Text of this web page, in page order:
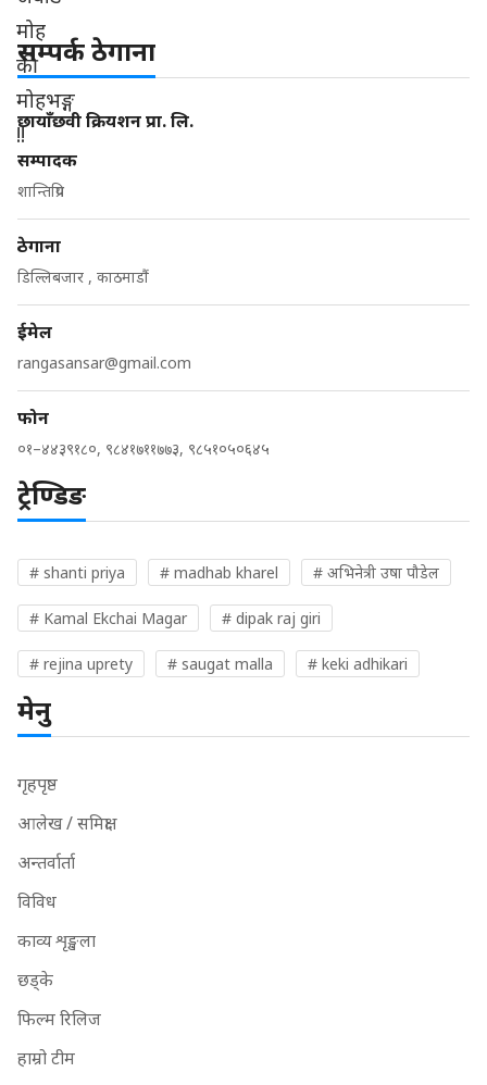
सम्पर्क ठेगाना
छायाँछवी क्रियशन प्रा. लि.
सम्पादक
शान्तिप्रिय
ठेगाना
डिल्लिबजार , काठमाडौं
ईमेल
rangasansar@gmail.com
फोन
०१–४४३९१८०, ९८४१७११७७३, ९८५१०५०६४५
ट्रेण्डिङ
# shanti priya # madhab kharel # अभिनेत्री उषा पौडेल
# Kamal Ekchai Magar # dipak raj giri
# rejina uprety # saugat malla # keki adhikari
मेनु
गृहपृष्ठ
आलेख / समिक्षा
अन्तर्वार्ता
विविध
काव्य शृङ्खला
छड्के
फिल्म रिलिज
हाम्रो टीम